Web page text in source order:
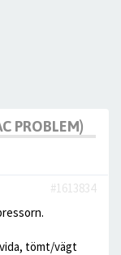
PROBLEM)
#1613834
tömt/vägt